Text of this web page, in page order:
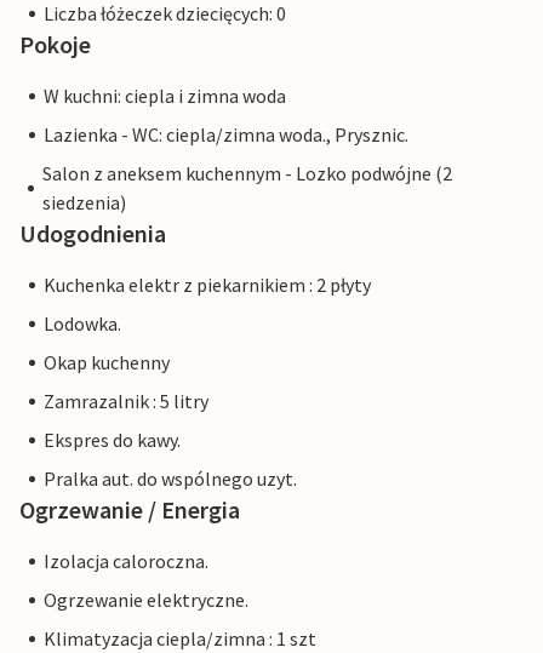
Liczba łóżeczek dziecięcych: 0
Pokoje
W kuchni: ciepla i zimna woda
Lazienka - WC: ciepla/zimna woda., Prysznic.
Salon z aneksem kuchennym - Lozko podwójne (2
siedzenia)
Udogodnienia
Kuchenka elektr z piekarnikiem : 2 płyty
Lodowka.
Okap kuchenny
Zamrazalnik : 5 litry
Ekspres do kawy.
Pralka aut. do wspólnego uzyt.
Ogrzewanie / Energia
Izolacja caloroczna.
Ogrzewanie elektryczne.
Klimatyzacja ciepla/zimna : 1 szt